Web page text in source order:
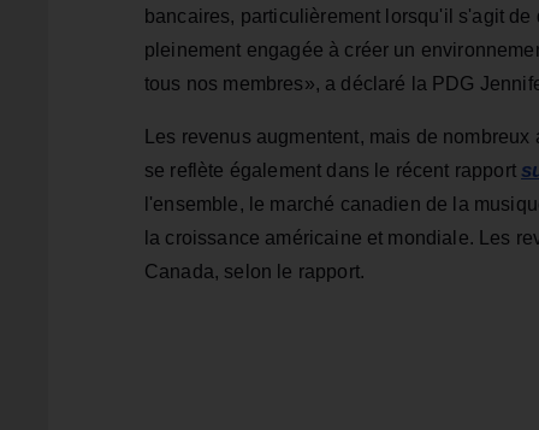
bancaires, particulièrement lorsqu'il s'agit
pleinement engagée à créer un
tous nos membres», a déclaré la PDG
Les revenus augmentent, mais de
se reflète également dans le récent rapport
l'ensemble, le marché canadien de la
la croissance américaine et mondiale. Les
Canada, selon le rapport.